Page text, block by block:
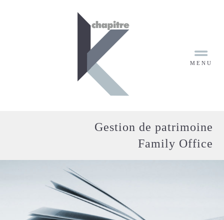
MENU
EXPERTISE
SOLUTIONS
Gestion de patrimoine
Family Office